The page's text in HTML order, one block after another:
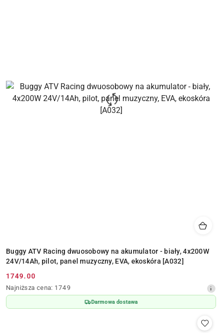
Buggy ATV Racing dwuosobowy na akumulator - biały, 4x200W
24V/14Ah, pilot, panel muzyczny, EVA, ekoskóra [A032]
Cena
promocyjna:
1749.00
Najniższa
cena
z
Najniższa cena: 1749
Darmowa dostawa